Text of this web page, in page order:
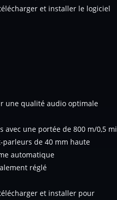
et installer le logiciel
une qualité audio optimale
avec une portée de 800 m/0,5 mi
parleurs de 40 mm haute
automatique
réglé
et installer pour